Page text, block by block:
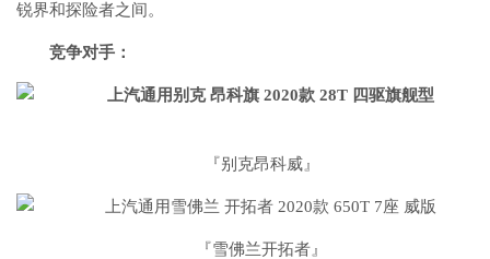
锐界和探险者之间。
竞争对手：
『别克昂科威』
『雪佛兰开拓者』